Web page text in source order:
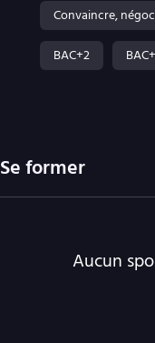
Convaincre,
BAC+2
Se former
Aucun